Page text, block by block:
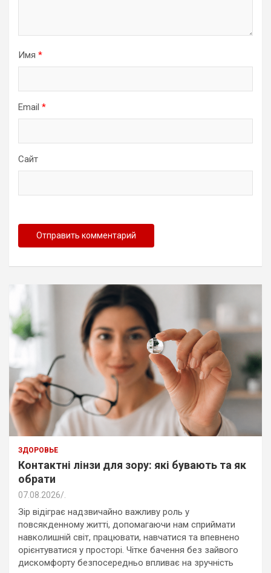
Имя *
Email *
Сайт
ЗДОРОВЬЕ
Контактні лінзи для зору: які бувають та як
обрати
07.08.2026
Зір відіграє надзвичайно важливу роль у
повсякденному житті, допомагаючи нам сприймати
навколишній світ, працювати, навчатися та впевнено
орієнтуватися у просторі. Чітке бачення без зайвого
дискомфорту безпосередньо впливає на зручність